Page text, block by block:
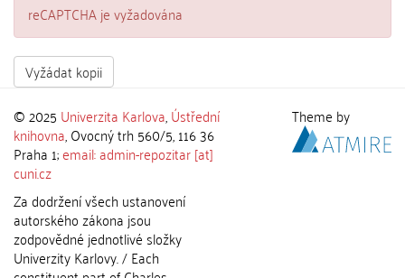
reCAPTCHA je vyžadována
Vyžádat kopii
© 2025 Univerzita Karlova,Ústřední
knihovna, Ovocný trh 560/5, 116 36
Praha 1;email: admin-repozitar [at]
cuni.cz
Za dodržení všech ustanovení
autorského zákona jsou
zodpovědné jednotlivé složky
Univerzity Karlovy. / Each
Theme by